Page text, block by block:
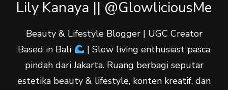
Lily Kanaya || @GlowliciousMe
Beauty & Lifestyle Blogger | UGC Creator
Based in Bali
| Slow living enthusiast pasca
pindah dari Jakarta. Ruang berbagi seputar
estetika beauty & lifestyle, konten kreatif, dan